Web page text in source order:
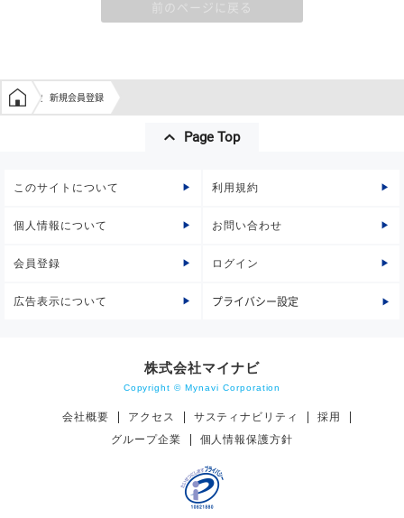
前のページに戻る
学生の窓口トップ
新規会員登録
Page Top
このサイトについて 利用規約
個人情報について お問い合わせ
会員登録 ログイン
広告表示について プライバシー設定
株式会社マイナビ
Copyright © Mynavi Corporation
会社概要 アクセス サスティナビリティ
採用
グループ企業
個人情報保護方針